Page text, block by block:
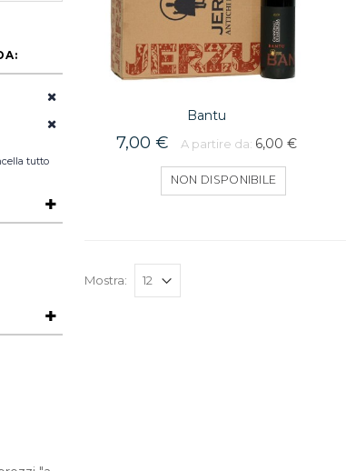
Bantu
7,00 € A partire da: 6,00 €
NON DISPONIBILE
Mostra:
tutto